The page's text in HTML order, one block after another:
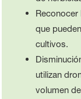
Reconocer
que
cultivos.
utilizan
volumen